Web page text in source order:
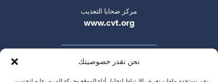
نحن نقدر خصوصيتك
مركز ضحايا التعذيب
www.cvt.org